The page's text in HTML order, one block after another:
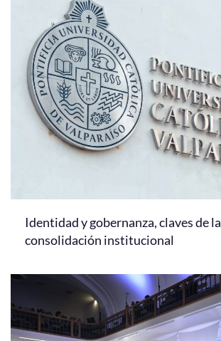
Identidad y gobernanza, claves de la
consolidación institucional